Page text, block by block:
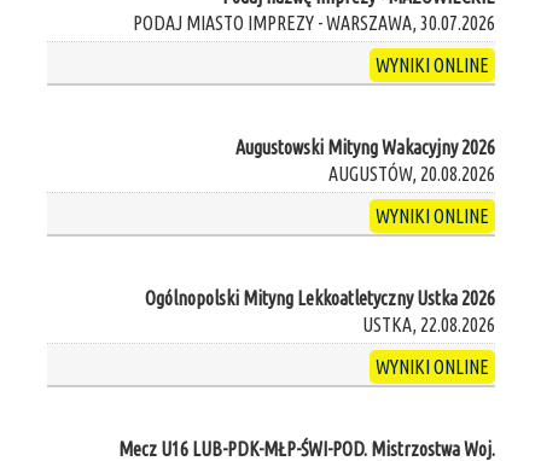
PODAJ MIASTO IMPREZY - WARSZAWA, 30.07.2026
WYNIKI ONLINE
Augustowski Mityng Wakacyjny 2026
AUGUSTÓW, 20.08.2026
WYNIKI ONLINE
Ogólnopolski Mityng Lekkoatletyczny Ustka 2026
USTKA, 22.08.2026
WYNIKI ONLINE
Mecz U16 LUB-PDK-MŁP-ŚWI-POD. Mistrzostwa Woj.